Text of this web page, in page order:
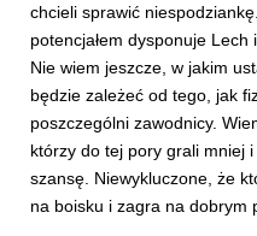
chcieli sprawić
potencjałem dysponuje
Nie wiem jeszcze, w jakim
będzie zależeć od tego, jak
poszczególni zawodnicy.
którzy do tej pory grali mniej
szansę. Niewykluczone, że
na boisku i zagra na dobrym